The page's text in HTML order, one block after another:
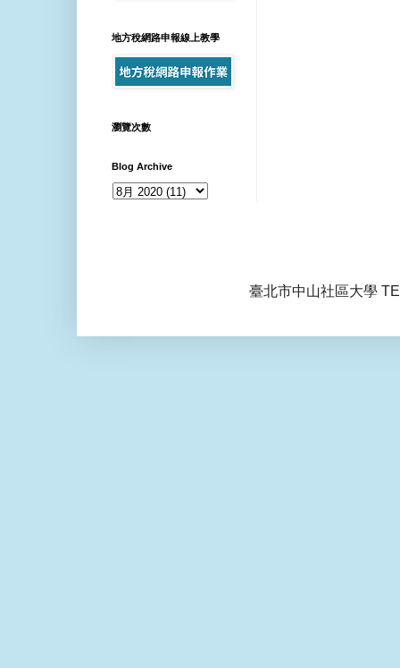
地方稅網路申報線上教學
瀏覽次數
Blog Archive
臺北市中山社區大學